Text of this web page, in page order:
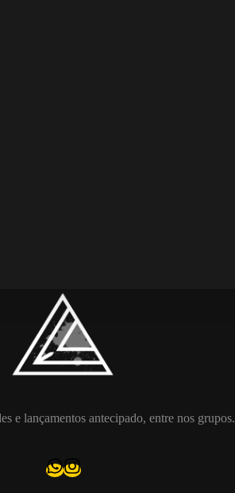
e lançamentos antecipado, entre nos grupos.